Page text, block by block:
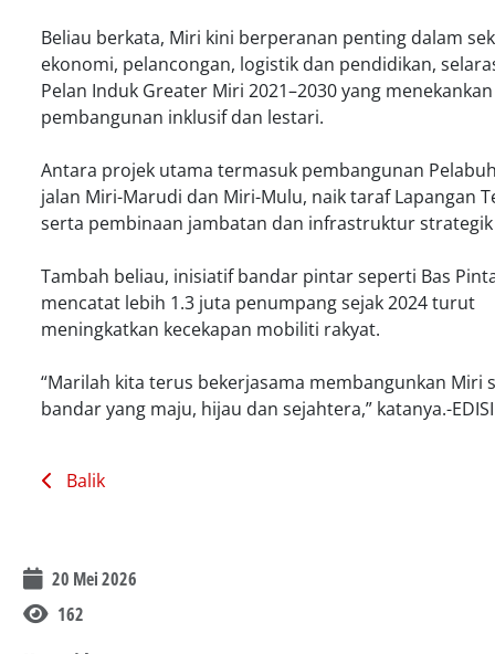
Beliau berkata, Miri kini berperanan penting dalam
ekonomi, pelancongan, logistik dan pendidikan,
Pelan Induk Greater Miri 2021–2030 yang menekankan
pembangunan inklusif dan lestari.
Antara projek utama termasuk pembangunan
jalan Miri-Marudi dan Miri-Mulu, naik taraf Lapangan
serta pembinaan jambatan dan infrastruktur
Tambah beliau, inisiatif bandar pintar seperti Bas
mencatat lebih 1.3 juta penumpang sejak 2024 turut
meningkatkan kecekapan mobiliti rakyat.
“Marilah kita terus bekerjasama membangunkan Miri
bandar yang maju, hijau dan sejahtera,” katanya.-EDISI
Balik
20 Mei 2026
162